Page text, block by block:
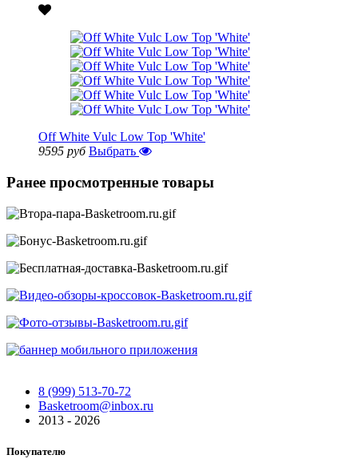
Off White Vulc Low Top 'White'
9595 руб Выбрать
Ранее просмотренные товары
8 (999) 513-70-72
Basketroom@inbox.ru
2013 - 2026
Покупателю